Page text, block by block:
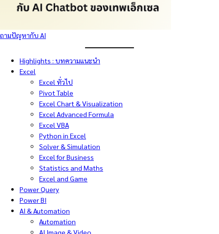
ถามปัญหากับ AI
Highlights : บทความแนะนำ
Excel
Excel ทั่วไป
Pivot Table
Excel Chart & Visualization
Excel Advanced Formula
Excel VBA
Python in Excel
Solver & Simulation
Excel for Business
Statistics and Maths
Excel and Game
Power Query
Power BI
AI & Automation
Automation